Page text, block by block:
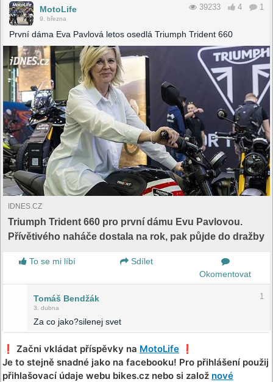
MotoLife
9. března
39233 4 1
První dáma Eva Pavlová letos osedlá Triumph Trident 660
IDNES.CZ
Triumph Trident 660 pro první dámu Evu Pavlovou.
Přívětivého naháče dostala na rok, pak půjde do dražby
To se mi líbí
Sdílet
Okomentovat
Tomáš Bendžák
3. dubna
1
Za co jako?silenej svet
❗️ Začni vkládat příspěvky na MotoLife ❗️
Je to stejně snadné jako na facebooku! Pro přihlášení použij
přihlašovací údaje webu bikes.cz nebo si založ nové